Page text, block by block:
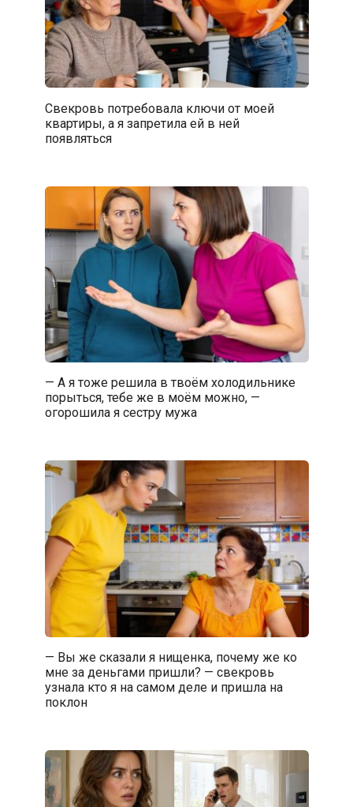
Свекровь потребовала ключи от моей
квартиры, а я запретила ей в ней
появляться
— А я тоже решила в твоём холодильнике
порыться, тебе же в моём можно, —
огорошила я сестру мужа
— Вы же сказали я нищенка, почему же ко
мне за деньгами пришли? — свекровь
узнала кто я на самом деле и пришла на
поклон